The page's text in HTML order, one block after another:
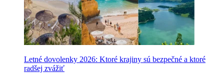
Letné dovolenky 2026: Ktoré krajiny sú bezpečné a ktoré
radšej zvážiť